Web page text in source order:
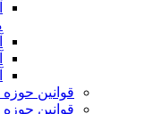
قوانین
قوانین حوزه